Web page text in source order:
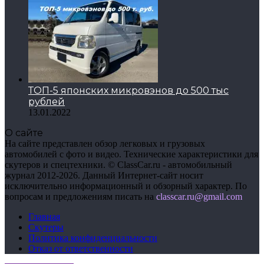
ТОП-5 японских микровэнов до 500 тыс
рублей
13.01.2022
О сайте
На сайте представлен обзор легковых и грузовых
автомобилей с фото и видео. Технические характеристики для
скутеров и спецтехники. © ClassCar.ru - автомобильный
журнал 2012-2026. Данный Интернет-сайт носит
исключительно информационный и обзорный характер. По
вопросам и предложениям писать на сlasscar.ru@gmail.com
Главная
Скутеры
Политика конфиденциальности
Отказ от ответственности